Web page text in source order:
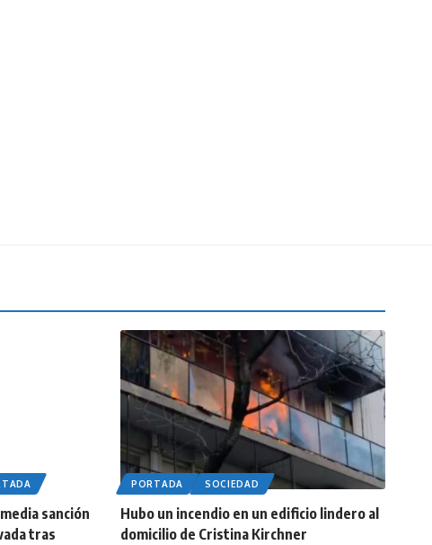
sanción
tras
PORTADA SOCIEDAD
Hubo un incendio en un edificio lindero al
domicilio de Cristina Kirchner